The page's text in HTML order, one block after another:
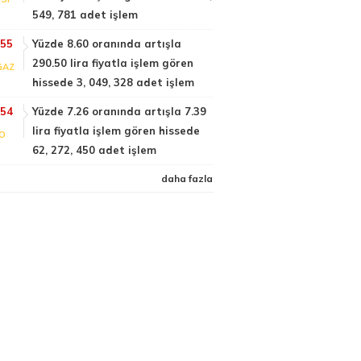
549, 781 adet işlem
Yüzde 8.60 oranında artışla
290.50 lira fiyatla işlem gören
hissede 3, 049, 328 adet işlem
Yüzde 7.26 oranında artışla 7.39
lira fiyatla işlem gören hissede
62, 272, 450 adet işlem
daha fazla